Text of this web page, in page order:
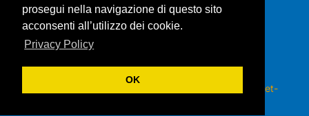
prosegui nella navigazione di questo sito
acconsenti all’utilizzo dei cookie.
Privacy Policy
OK
Contatti
Net-